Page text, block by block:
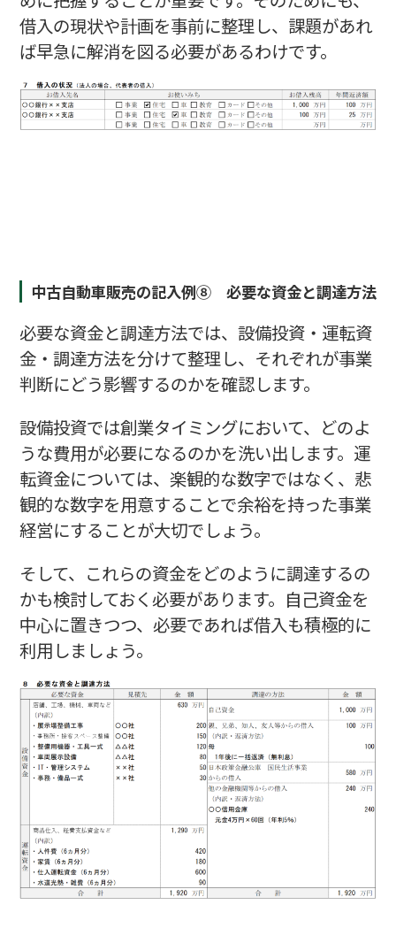
借入の現状や計画を事前に整理し、課題があれ
ば早急に解消を図る必要があるわけです。
中古自動車販売の記入例⑧ 必要な資金と調達方法
必要な資金と調達方法では、設備投資・運転資
金・調達方法を分けて整理し、それぞれが事業
判断にどう影響するのかを確認します。
設備投資では創業タイミングにおいて、どのよ
うな費用が必要になるのかを洗い出します。運
転資金については、楽観的な数字ではなく、悲
観的な数字を用意することで余裕を持った事業
経営にすることが大切でしょう。
そして、これらの資金をどのように調達するの
かも検討しておく必要があります。自己資金を
中心に置きつつ、必要であれば借入も積極的に
利用しましょう。